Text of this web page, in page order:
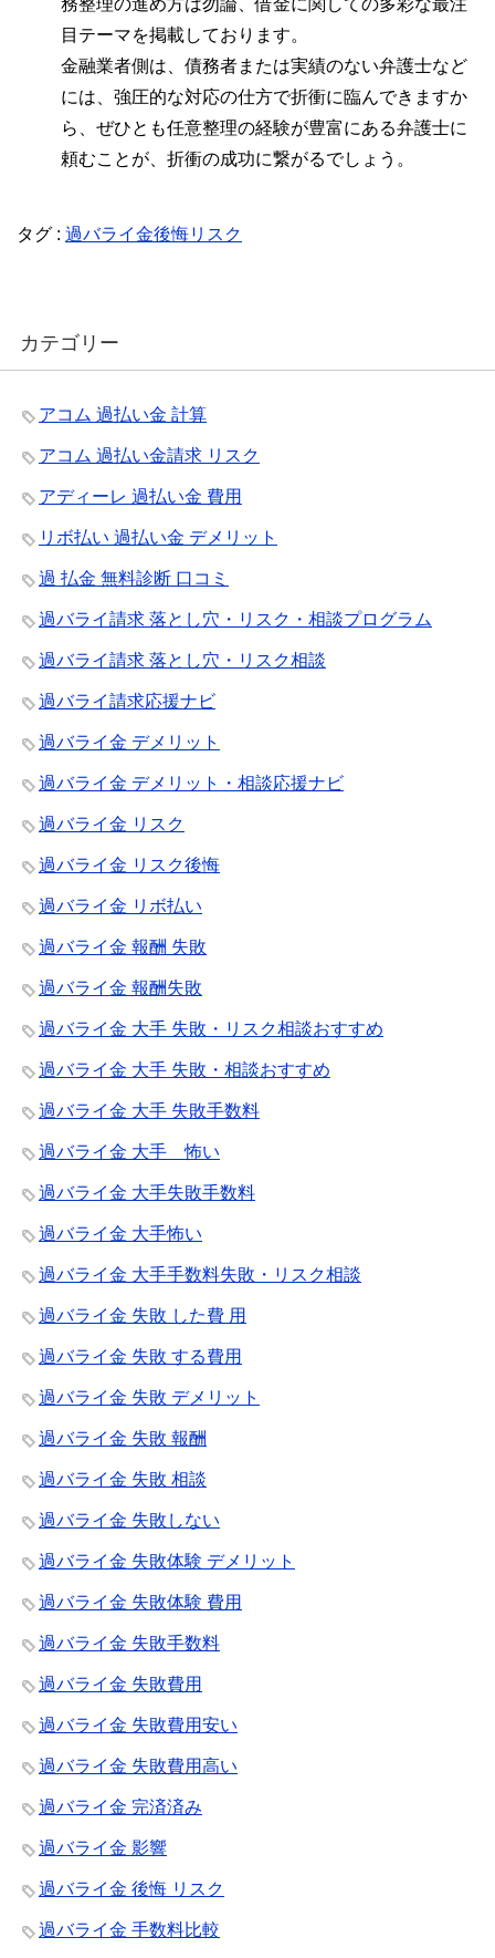
目テーマを掲載しております。
金融業者側は、債務者または実績のない弁護士など
には、強圧的な対応の仕方で折衝に臨んできますか
ら、ぜひとも任意整理の経験が豊富にある弁護士に
頼むことが、折衝の成功に繋がるでしょう。
タグ : 過バライ金後悔リスク
カテゴリー
アコム 過払い金 計算
アコム 過払い金請求 リスク
アディーレ 過払い金 費用
リボ払い 過払い金 デメリット
過 払金 無料診断 口コミ
過バライ請求 落とし穴・リスク・相談プログラム
過バライ請求 落とし穴・リスク相談
過バライ請求応援ナビ
過バライ金 デメリット
過バライ金 デメリット・相談応援ナビ
過バライ金 リスク
過バライ金 リスク後悔
過バライ金 リボ払い
過バライ金 報酬 失敗
過バライ金 報酬失敗
過バライ金 大手 失敗・リスク相談おすすめ
過バライ金 大手 失敗・相談おすすめ
過バライ金 大手 失敗手数料
過バライ金 大手 怖い
過バライ金 大手失敗手数料
過バライ金 大手怖い
過バライ金 大手手数料失敗・リスク相談
過バライ金 失敗 した費 用
過バライ金 失敗 する費用
過バライ金 失敗 デメリット
過バライ金 失敗 報酬
過バライ金 失敗 相談
過バライ金 失敗しない
過バライ金 失敗体験 デメリット
過バライ金 失敗体験 費用
過バライ金 失敗手数料
過バライ金 失敗費用
過バライ金 失敗費用安い
過バライ金 失敗費用高い
過バライ金 完済済み
過バライ金 影響
過バライ金 後悔 リスク
過バライ金 手数料比較